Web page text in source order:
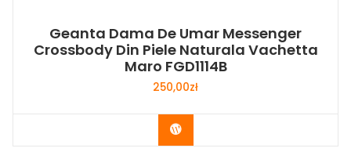
Geanta Dama De Umar Messenger
Crossbody Din Piele Naturala Vachetta
Maro FGD1114B
250,00zł
Buy Now